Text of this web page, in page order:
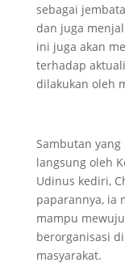
sebagai
dan juga
ini juga akan
terhadap
dilakukan oleh
Sambutan
langsung oleh
Udinus kediri,
paparannya, ia
mampu
berorganisasi
masyarakat.